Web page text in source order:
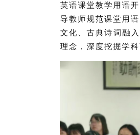
英语课堂教学用语
导教师规范课堂用
文化、古典诗词融
理念，深度挖掘学